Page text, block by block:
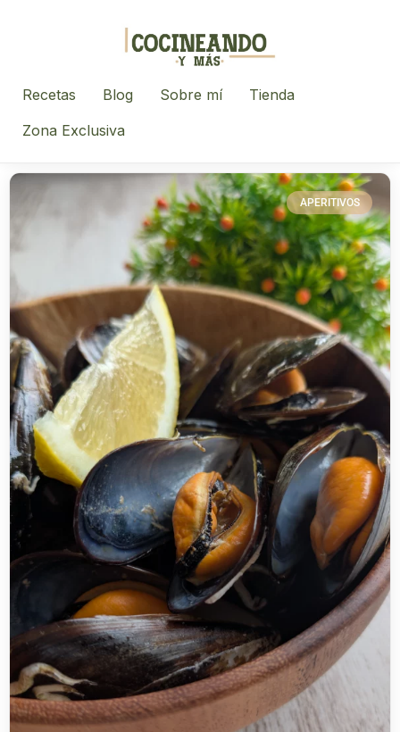
Recetas Blog Sobre mí
Tienda
Zona Exclusiva
APERITIVOS